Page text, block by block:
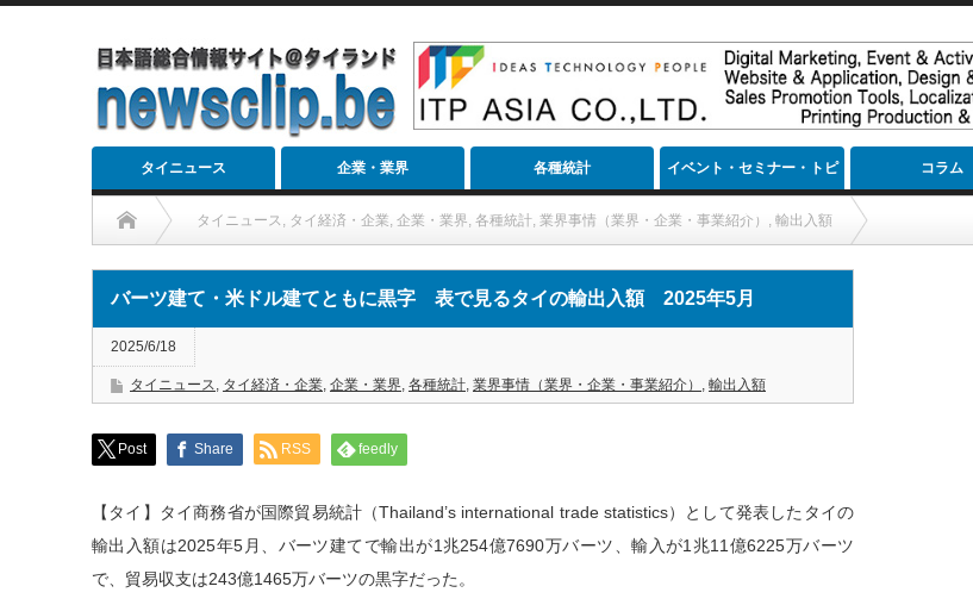
タイニュース 企業・業界 各種統計 イベント・セミナー・トピ
ック
コラム
タイニュース, タイ経済・企業, 企業・業界, 各種統計, 業界事情（業界・企業・事業紹介） , 輸出入額
バーツ建て・米ドル建てともに黒字 表で見るタイの輸出入額 2025年5月
バーツ建て・米ドル建てともに黒字 表で見るタイの輸出入額 2025年5月
2025/6/18
タイニュース, タイ経済・企業, 企業・業界, 各種統計, 業界事情（業界・企業・事業紹介） , 輸出入額
Post Share RSS feedly
【タイ】タイ商務省が国際貿易統計（Thailand’s international trade statistics）として発表したタイの
輸出入額は2025年5月、バーツ建てで輸出が1兆254億7690万バーツ、輸入が1兆11億6225万バーツ
で、貿易収支は243億1465万バーツの黒字だった。